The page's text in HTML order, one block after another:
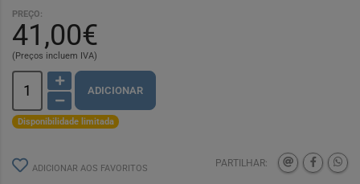
PREÇO:
41,00€
(Preços incluem IVA)
ADICIONAR
Disponibilidade limitada
ADICIONAR AOS FAVORITOS PARTILHAR: